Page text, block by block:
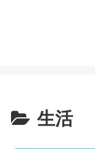
生活